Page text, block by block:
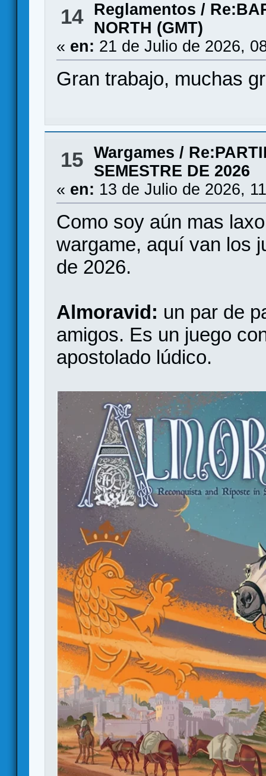
14 Reglamentos /
NORTH (GMT)
« en: 21 de Julio de 2026,
Gran trabajo, muchas
15 Wargames /
SEMESTRE DE 2026
« en: 13 de Julio de 2026,
Como soy aún mas
wargame, aquí van los
de 2026.
Almoravid: un par de
amigos. Es un juego
apostolado lúdico.